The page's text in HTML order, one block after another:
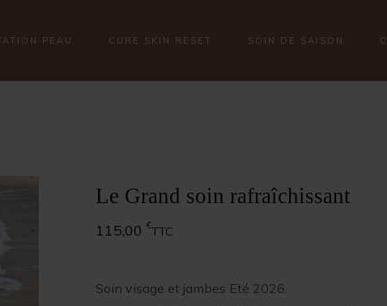
PEAU CURE SKIN RESET SOIN DE SAISON
Le Grand soin rafraîchissant
115,00 €TTC
Soin visage et jambes Eté 2026.